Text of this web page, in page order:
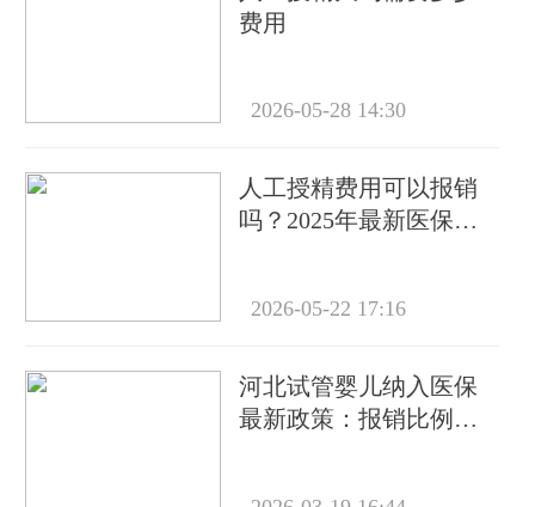
费用
2026-05-28 14:30
人工授精费用可以报销
吗？2025年最新医保政
2026-05-22 17:16
河北试管婴儿纳入医保
最新政策：报销比例与